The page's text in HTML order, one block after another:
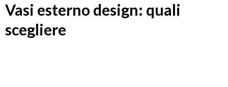
Vasi esterno design: quali
scegliere